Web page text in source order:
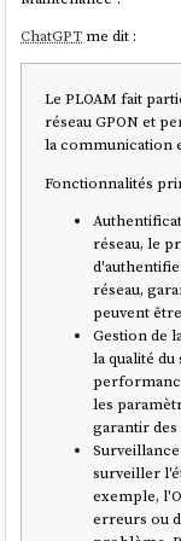
Je compends que le
Dans
Ce commentaire liste
Netgear
(10/100/1000),
2 Ports SFP 1
ProSafe à
256 €
Mikrotik
ChatGPT me dit :
Le PLOAM fait
réseau GPON et
la communication
Fonctionnalités
réseau, le
réseau,
peuvent
Gestion de
la qualité
les
garantir
surveiller
exemple,
erreurs ou